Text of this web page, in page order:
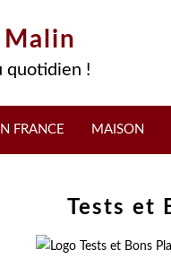
Malin
quotidien !
FRANCE MAISON
Tests et